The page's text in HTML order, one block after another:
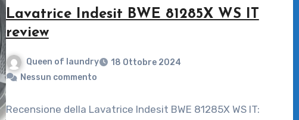
Lavatrice Indesit BWE 81285X WS IT
review
Queen of laundry
18 Ottobre 2024
Nessun commento
Recensione della Lavatrice Indesit BWE 81285X WS IT: